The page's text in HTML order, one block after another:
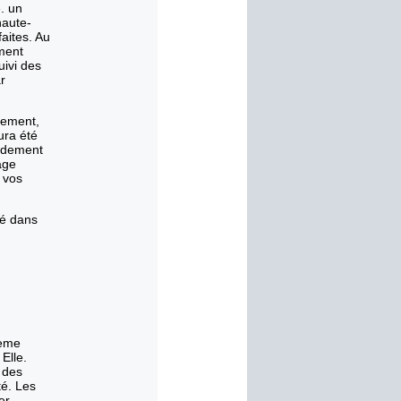
un
Au
des
été
dans
Les